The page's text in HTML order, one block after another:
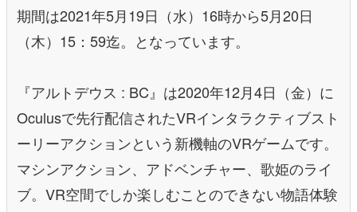
期間は2021年5月19日（水）16時から5月20日
（木）15：59迄。となっています。
『アルトデウス : BC』は2020年12月4日（金）に
Oculusで先行配信されたVRインタラクティブスト
ーリーアクションという新機軸のVRゲームです。
マシンアクション、アドベンチャー、歌姫のライ
ブ。VR空間でしか楽しむことのできない物語体験